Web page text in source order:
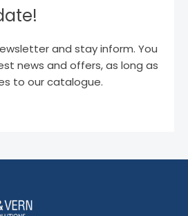
and stay inform. You
news and offers, as long as
to our catalogue.